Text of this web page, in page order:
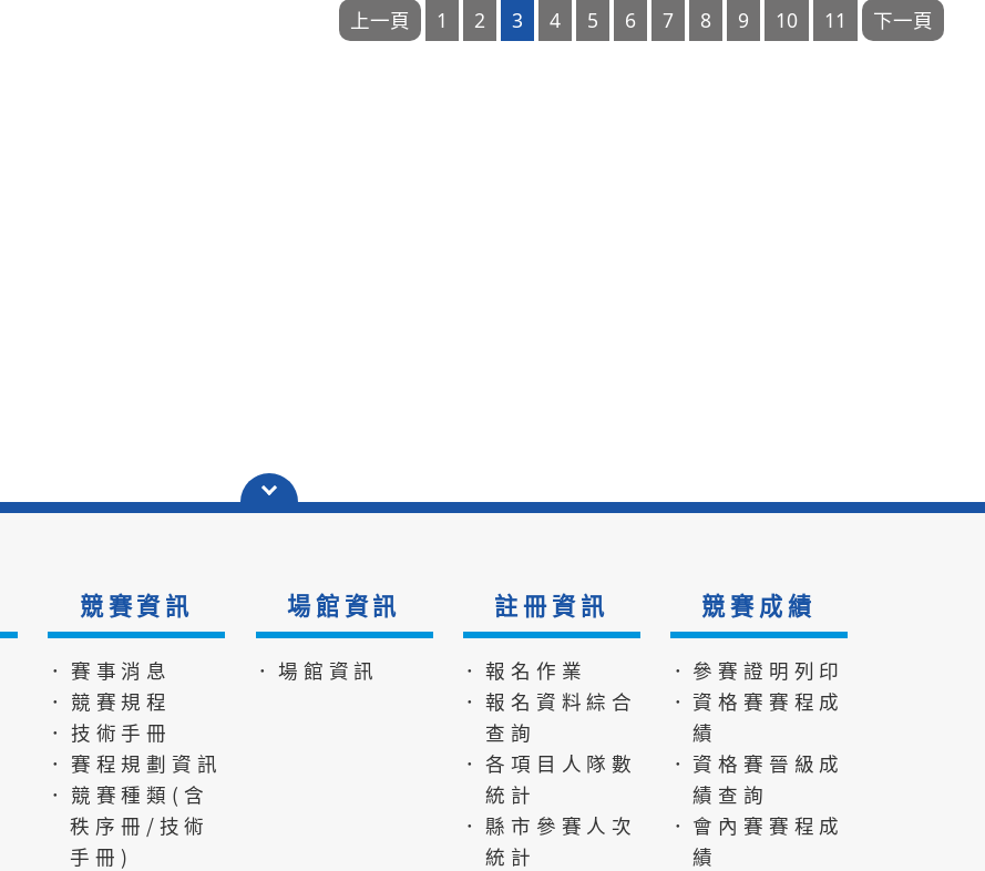
競賽資訊
．賽事消息
．競賽規程
．技術手冊
．賽程規劃資訊
．競賽種類(含
秩序冊/技術
手冊)
場館資訊
．場館資訊
註冊資訊
．報名作業
．報名資料綜合
查詢
．各項目人隊數
統計
．縣市參賽人次
統計
競賽成績
．參賽證明列印
．資格賽賽程成
績
．資格賽晉級成
績查詢
．會內賽賽程成
績